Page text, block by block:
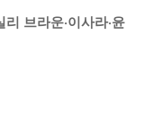
브라운·이사라·윤